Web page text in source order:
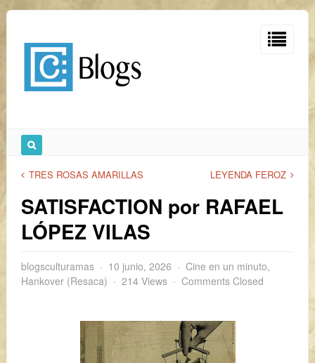
TRES ROSAS AMARILLAS LEYENDA FEROZ
SATISFACTION por RAFAEL
LÓPEZ VILAS
blogsculturamas 10 junio, 2026 Cine en un minuto,
Hankover (Resaca)
214 Views Comments Closed